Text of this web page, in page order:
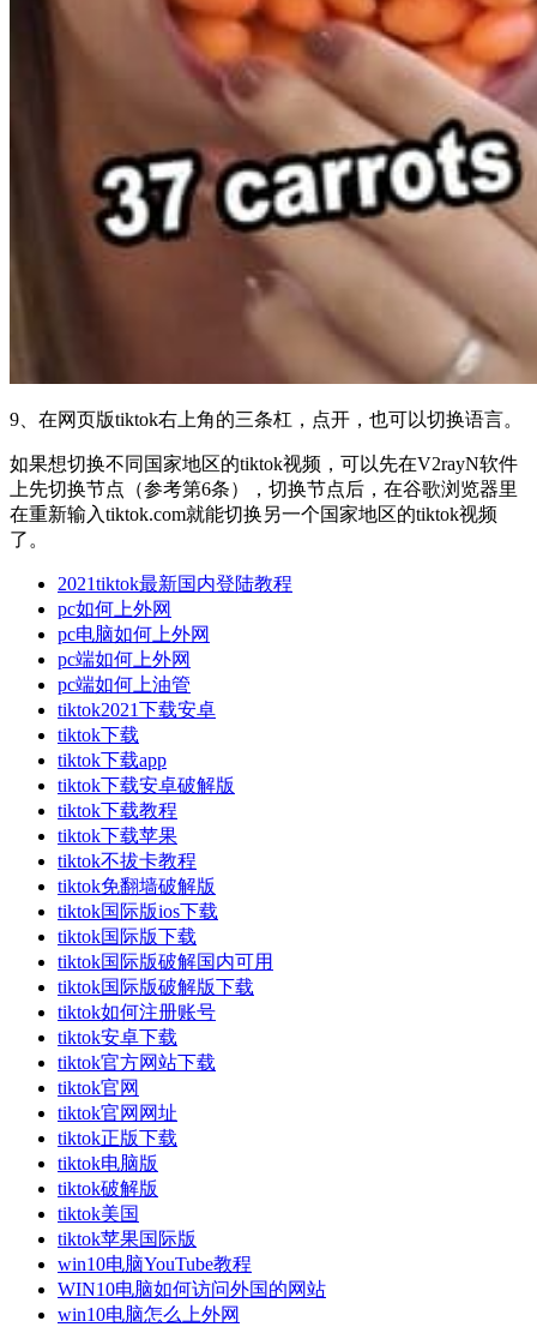
9、在网页版tiktok右上角的三条杠，点开，也可以切换语言。
如果想切换不同国家地区的tiktok视频，可以先在V2rayN软件
上先切换节点（参考第6条），切换节点后，在谷歌浏览器里
在重新输入tiktok.com就能切换另一个国家地区的tiktok视频
了。
2021tiktok最新国内登陆教程
pc如何上外网
pc电脑如何上外网
pc端如何上外网
pc端如何上油管
tiktok2021下载安卓
tiktok下载
tiktok下载app
tiktok下载安卓破解版
tiktok下载教程
tiktok下载苹果
tiktok不拔卡教程
tiktok免翻墙破解版
tiktok国际版ios下载
tiktok国际版下载
tiktok国际版破解国内可用
tiktok国际版破解版下载
tiktok如何注册账号
tiktok安卓下载
tiktok官方网站下载
tiktok官网
tiktok官网网址
tiktok正版下载
tiktok电脑版
tiktok破解版
tiktok美国
tiktok苹果国际版
win10电脑YouTube教程
WIN10电脑如何访问外国的网站
win10电脑怎么上外网